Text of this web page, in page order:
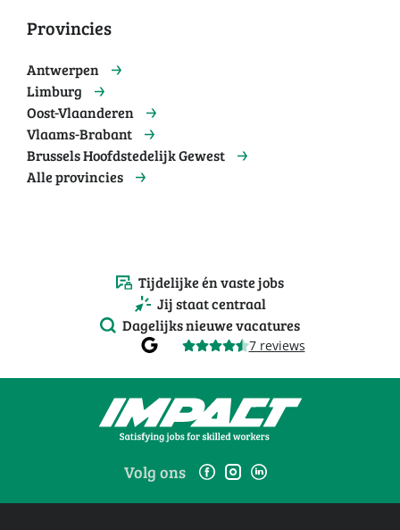
Provincies
Antwerpen
Limburg
Oost-Vlaanderen
Vlaams-Brabant
Brussels Hoofdstedelijk Gewest
Alle provincies
Tijdelijke én vaste jobs
Jij staat centraal
Dagelijks nieuwe vacatures
7 reviews
Volg ons